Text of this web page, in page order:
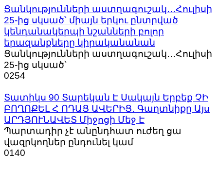
Ցանկությունների աստղագուշակ․․․Հուլիսի
25-ից սկսած՝ միայն երկու ընտրված
կենդանակերպի նշանների բոլոր
երազանքները կիրականանան
Ցանկությունների աստղագուշակ․․․Հուլիսի
25-ից սկսած՝
0254
Տատիկս 90 Տարեկան Է Սակայն Երբեք ՉԻ
ԲՈՂՈՔԵԼ Հ ՈԴԱՑ ԱՎԵՐԻՑ․ Գաղտնիքը Այս
ԱՐԴՅՈՒՆԱՎԵՏ Միջոցի Մեջ Է
Պարտադիր չէ անընդհատ ուժեղ ցա
վազրկողներ ընդունել կամ
0140